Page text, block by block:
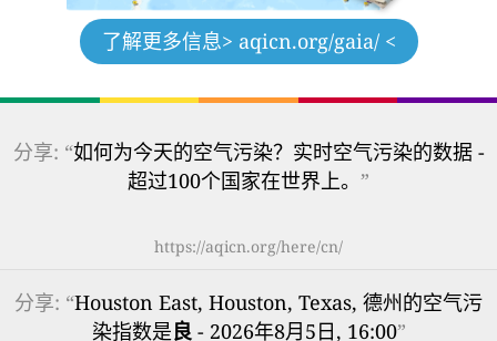
了解更多信息> aqicn.org/gaia/ <
分享: “如何为今天的空气污染？实时空气污染的数据 -
超过100个国家在世界上。 ”
https://aqicn.org/here/cn/
分享: “Houston East, Houston, Texas, 德州的空气污
染指数是良 - 2026年8月5日, 16:00”